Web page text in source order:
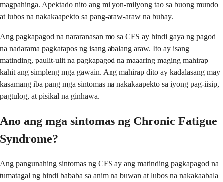
magpahinga. Apektado nito ang milyon-milyong tao sa buong mundo
at lubos na nakakaapekto sa pang-araw-araw na buhay.
Ang pagkapagod na nararanasan mo sa CFS ay hindi gaya ng pagod
na nadarama pagkatapos ng isang abalang araw. Ito ay isang
matinding, paulit-ulit na pagkapagod na maaaring maging mahirap
kahit ang simpleng mga gawain. Ang mahirap dito ay kadalasang may
kasamang iba pang mga sintomas na nakakaapekto sa iyong pag-iisip,
pagtulog, at pisikal na ginhawa.
Ano ang mga sintomas ng Chronic Fatigue
Syndrome?
Ang pangunahing sintomas ng CFS ay ang matinding pagkapagod na
tumatagal ng hindi bababa sa anim na buwan at lubos na nakakaabala